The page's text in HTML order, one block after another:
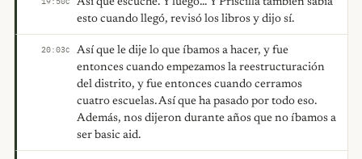
esto cuando llegó, revisó los libros y dijo sí.
20:03C
Así que le dije lo que íbamos a hacer, y fue
entonces cuando empezamos la reestructuración
del distrito, y fue entonces cuando cerramos
cuatro escuelas. Así que ha pasado por todo eso.
Además, nos dijeron durante años que no íbamos a
ser basic aid.